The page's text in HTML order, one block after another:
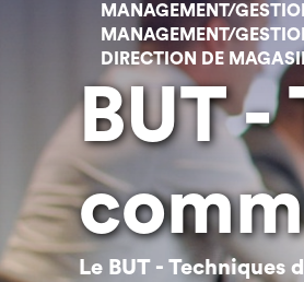
MANAGEMENT/
MANAGEMENT/
DIRECTION DE
BUT -
Le BUT -